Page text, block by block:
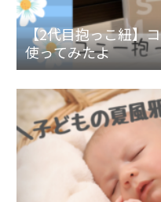
【2代目抱っこ紐】
使ってみたよ